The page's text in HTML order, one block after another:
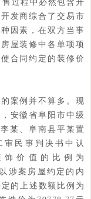
过程中必然包含开
发商综合了交易市
因素，在双方当事
屋装修中各单项项
合同约定的装修价
案例并不算多。现
安徽省阜阳市中级
某、阜南县平某置
民事判决书中认
价值的比例为
涉案房屋约定的内
的上述数额比例为